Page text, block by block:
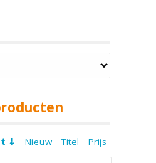
Nieuw Titel Prijs